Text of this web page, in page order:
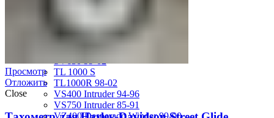
GSX-R750 SRAD 96-97
GSX-R750 SRAD 98-99
GSX-R750 W 92-95
SV400 98-02
TL 1000 S
TL1000R 98-02
VS400 Intruder 94-96
VS750 Intruder 85-91
VZ400 Desperado Winder 99-00
Просмотр
Отложить
Close